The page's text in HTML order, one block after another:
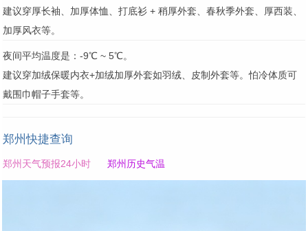
建议穿厚长袖、加厚体恤、打底衫 + 稍厚外套、春秋季外套、厚西装、
加厚风衣等。
夜间平均温度是：-9℃ ~ 5℃。
建议穿加绒保暖内衣+加绒加厚外套如羽绒、皮制外套等。怕冷体质可
戴围巾帽子手套等。
郑州快捷查询
郑州天气预报24小时 郑州历史气温